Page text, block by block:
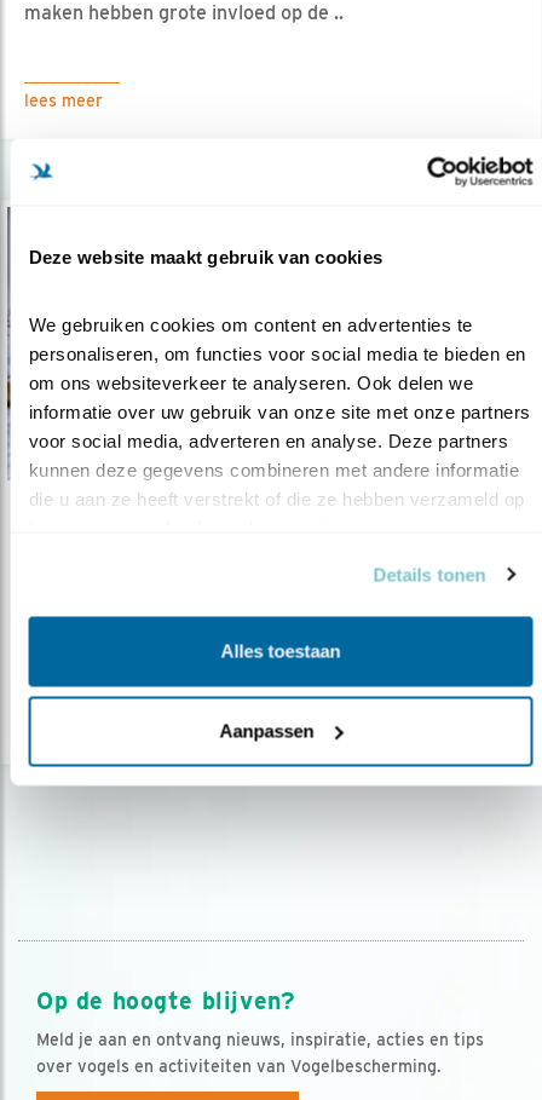
Deze website maakt gebruik van cookies
We gebruiken cookies om content en advertenties te
personaliseren, om functies voor social media te bieden en
om ons websiteverkeer te analyseren. Ook delen we
informatie over uw gebruik van onze site met onze partners
voor social media, adverteren en analyse. Deze partners
kunnen deze gegevens combineren met andere informatie
die u aan ze heeft verstrekt of die ze hebben verzameld op
Details tonen
Alles toestaan
Aanpassen
maken hebben grote invloed op de ..
lees meer
Op de hoogte blijven?
Meld je aan en ontvang nieuws, inspiratie, acties en tips
over vogels en activiteiten van Vogelbescherming.